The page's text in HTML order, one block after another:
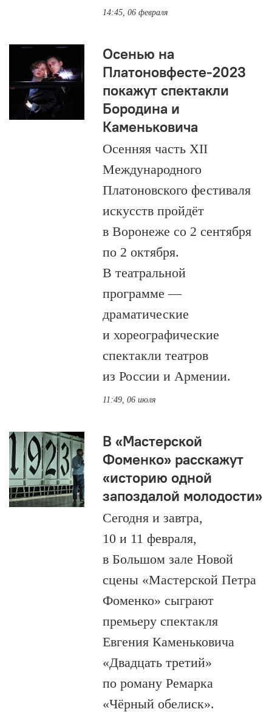
14:45, 06 февраля
Осенью на
Платоновфесте-2023
покажут спектакли
Бородина и
Каменьковича
Осенняя часть XII
Международного
Платоновского фестиваля
искусств пройдёт
в Воронеже со 2 сентября
по 2 октября.
В театральной
программе —
драматические
и хореографические
спектакли театров
из России и Армении.
11:49, 06 июля
В «Мастерской
Фоменко» расскажут
«историю одной
запоздалой молодости»
Сегодня и завтра,
10 и 11 февраля,
в Большом зале Новой
сцены «Мастерской Петра
Фоменко» сыграют
премьеру спектакля
Евгения Каменьковича
«Двадцать третий»
по роману Ремарка
«Чёрный обелиск».